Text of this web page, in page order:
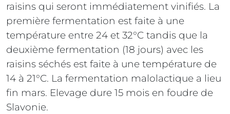
raisins qui seront immédiatement vinifiés. La
première fermentation est faite à une
température entre 24 et 32°C tandis que la
deuxième fermentation (18 jours) avec les
raisins séchés est faite à une température de
14 à 21°C. La fermentation malolactique a lieu
fin mars. Elevage dure 15 mois en foudre de
Slavonie.